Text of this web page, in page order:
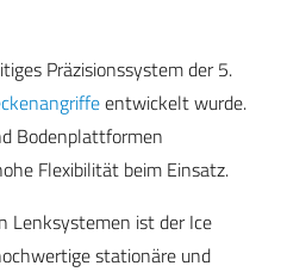
Präzisionssystem der 5.
entwickelt wurde.
Bodenplattformen
Flexibilität beim Einsatz.
ist der Ice
stationäre und